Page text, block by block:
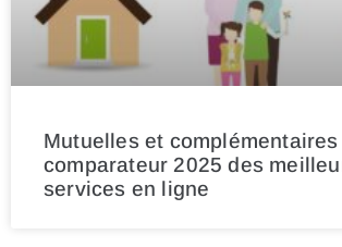
Mutuelles et complémentaires
comparateur 2025 des
services en ligne